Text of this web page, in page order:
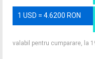
1 USD = 4.6200 RON
valabil pentru cumparare, la